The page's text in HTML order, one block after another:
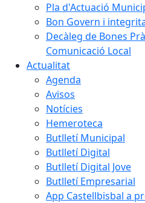
Pla d'Actuació
Bon Govern i
Decàleg de Bones
Comunicació Local
Actualitat
Agenda
Avisos
Notícies
Hemeroteca
Butlletí Municipal
Butlletí Digital
Butlletí Digital Jove
Butlletí Empresarial
App Castellbisbal a